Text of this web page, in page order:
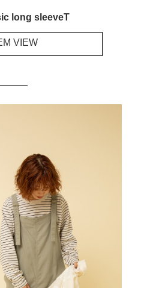
long sleeveT
VIEW